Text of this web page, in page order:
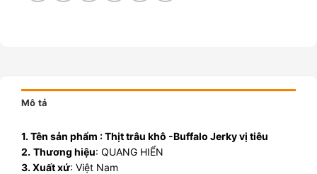
Mô tả
1. Tên sản phẩm : Thịt trâu khô -Buffalo Jerky vị tiêu
2. Thương hiệu: QUANG HIỂN
3. Xuất xứ: Việt Nam